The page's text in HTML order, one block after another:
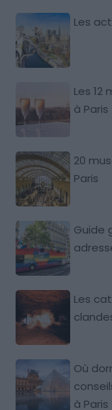
Les
Les
à Paris
20
Paris
Guide
Les
Où
à Paris